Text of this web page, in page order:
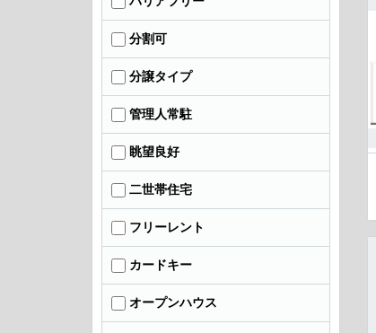
分割可
分譲タイプ
管理人常駐
眺望良好
二世帯住宅
フリーレント
カードキー
オープンハウス